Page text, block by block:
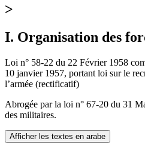
>
I. Organisation des
Loi n° 58-22 du 22 Février 1958
10 janvier 1957, portant loi sur le
l’armée (rectificatif)
Abrogée par la loi n° 67-20 du 31
des militaires.
Afficher les textes en arabe